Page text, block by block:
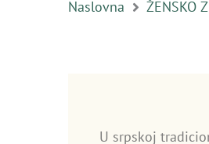
Naslovna ŽENSKO
U srpskoj